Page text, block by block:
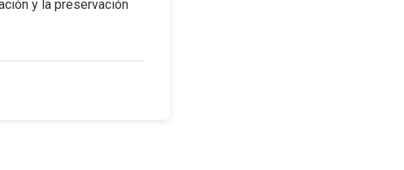
y la preservación